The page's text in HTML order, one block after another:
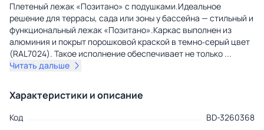
Плетеный лежак «Позитано» с подушками.Идеальное
решение для террасы, сада или зоны у бассейна — стильный и
функциональный лежак «Позитано».Каркас выполнен из
алюминия и покрыт порошковой краской в темно‑серый цвет
(RAL7024). Такое исполнение обеспечивает не только ...
Читать дальше
Характеристики и описание
Код
BD-3260368